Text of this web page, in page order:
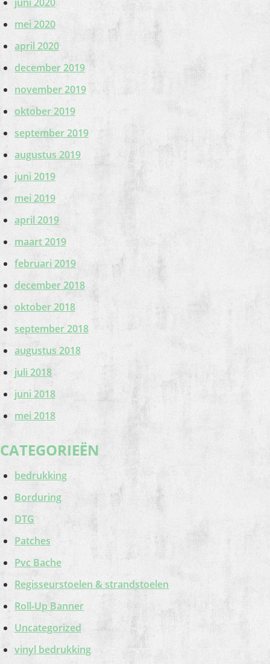
mei 2020
april 2020
december 2019
november 2019
oktober 2019
september 2019
augustus 2019
juni 2019
mei 2019
april 2019
maart 2019
februari 2019
december 2018
oktober 2018
september 2018
augustus 2018
juli 2018
juni 2018
mei 2018
CATEGORIEËN
bedrukking
Borduring
DTG
Patches
Pvc Bache
Regisseurstoelen & strandstoelen
Roll-Up Banner
Uncategorized
vinyl bedrukking